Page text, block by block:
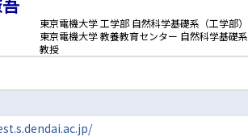
東京電機大学 工学部 自然科学基礎系（工学部）
東京電機大学 教養教育センター 自然科学基礎系
教授